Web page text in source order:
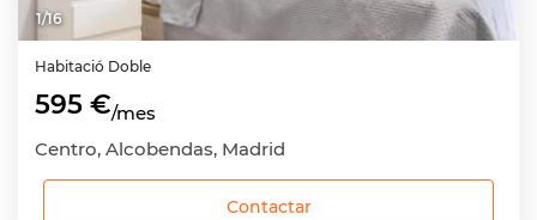
1/16
Habitació Doble
595 €/mes
Centro, Alcobendas, Madrid
Contactar